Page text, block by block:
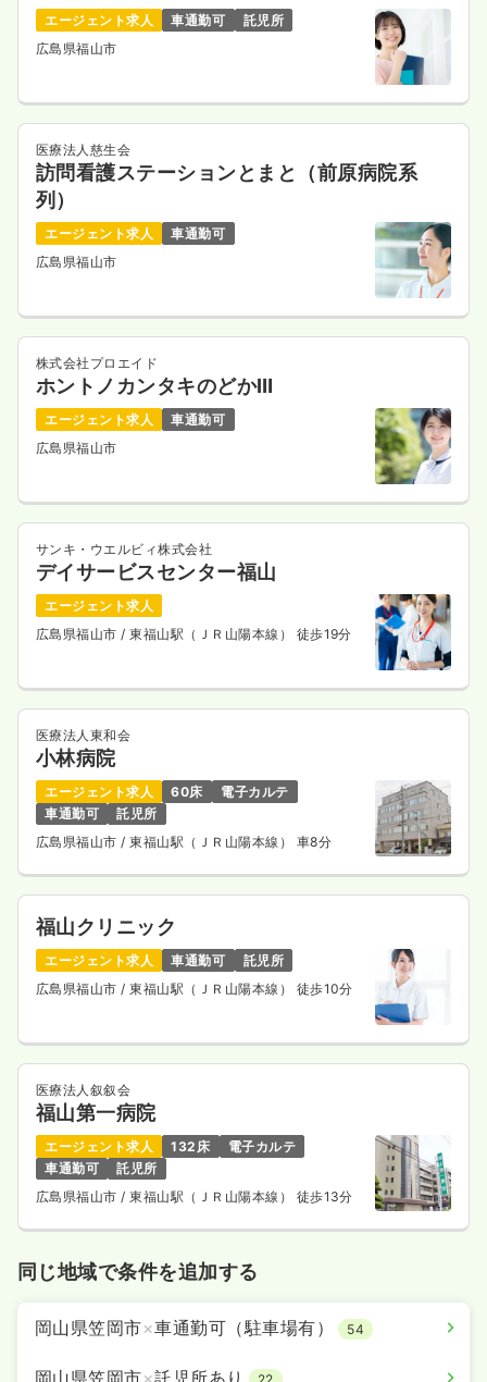
エージェント求人 車通勤可
託児所
広島県福山市
医療法人慈生会
訪問看護ステーションとまと（前原病院系
列）
エージェント求人
車通勤可
広島県福山市
株式会社プロエイド
ホントノカンタキのどかⅢ
エージェント求人
車通勤可
広島県福山市
サンキ・ウエルビィ株式会社
デイサービスセンター福山
エージェント求人
広島県福山市 / 東福山駅（ＪＲ山陽本線） 徒歩19分
医療法人東和会
小林病院
エージェント求人 60床
電子カルテ
車通勤可
託児所
広島県福山市/ 東福山駅（ＪＲ山陽本線） 車8分
福山クリニック
エージェント求人 車通勤可
託児所
広島県福山市 / 東福山駅（ＪＲ山陽本線） 徒歩10分
医療法人叙叙会
福山第一病院
エージェント求人 132床
電子カルテ
車通勤可
託児所
広島県福山市/ 東福山駅（ＪＲ山陽本線） 徒歩13分
同じ地域で条件を追加する
岡山県笠岡市×車通勤可（駐車場有） 54